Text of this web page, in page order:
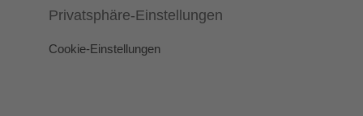
Privatsphäre-Einstellungen
Cookie-Einstellungen